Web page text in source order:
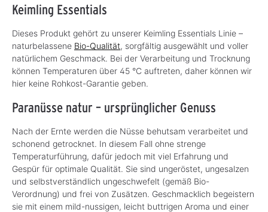
Keimling Essentials
Dieses Produkt gehört zu unserer Keimling Essentials Linie –
naturbelassene Bio-Qualität, sorgfältig ausgewählt und voller
natürlichem Geschmack. Bei der Verarbeitung und Trocknung
können Temperaturen über 45 °C auftreten, daher können wir
hier keine Rohkost-Garantie geben.
Paranüsse natur – ursprünglicher Genuss
Nach der Ernte werden die Nüsse behutsam verarbeitet und
schonend getrocknet. In diesem Fall ohne strenge
Temperaturführung, dafür jedoch mit viel Erfahrung und
Gespür für optimale Qualität. Sie sind ungeröstet, ungesalzen
und selbstverständlich ungeschwefelt (gemäß Bio-
Verordnung) und frei von Zusätzen. Geschmacklich begeistern
sie mit einem mild-nussigen, leicht buttrigen Aroma und einer